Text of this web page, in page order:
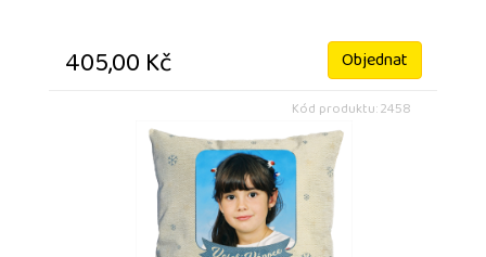
405,00 Kč Objednat
Kód produktu: 2458